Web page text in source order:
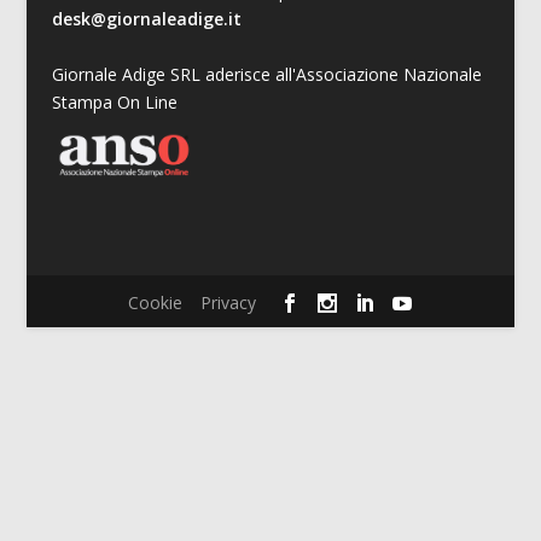
desk@giornaleadige.it
Giornale Adige SRL aderisce all'Associazione Nazionale
Stampa On Line
Cookie Privacy